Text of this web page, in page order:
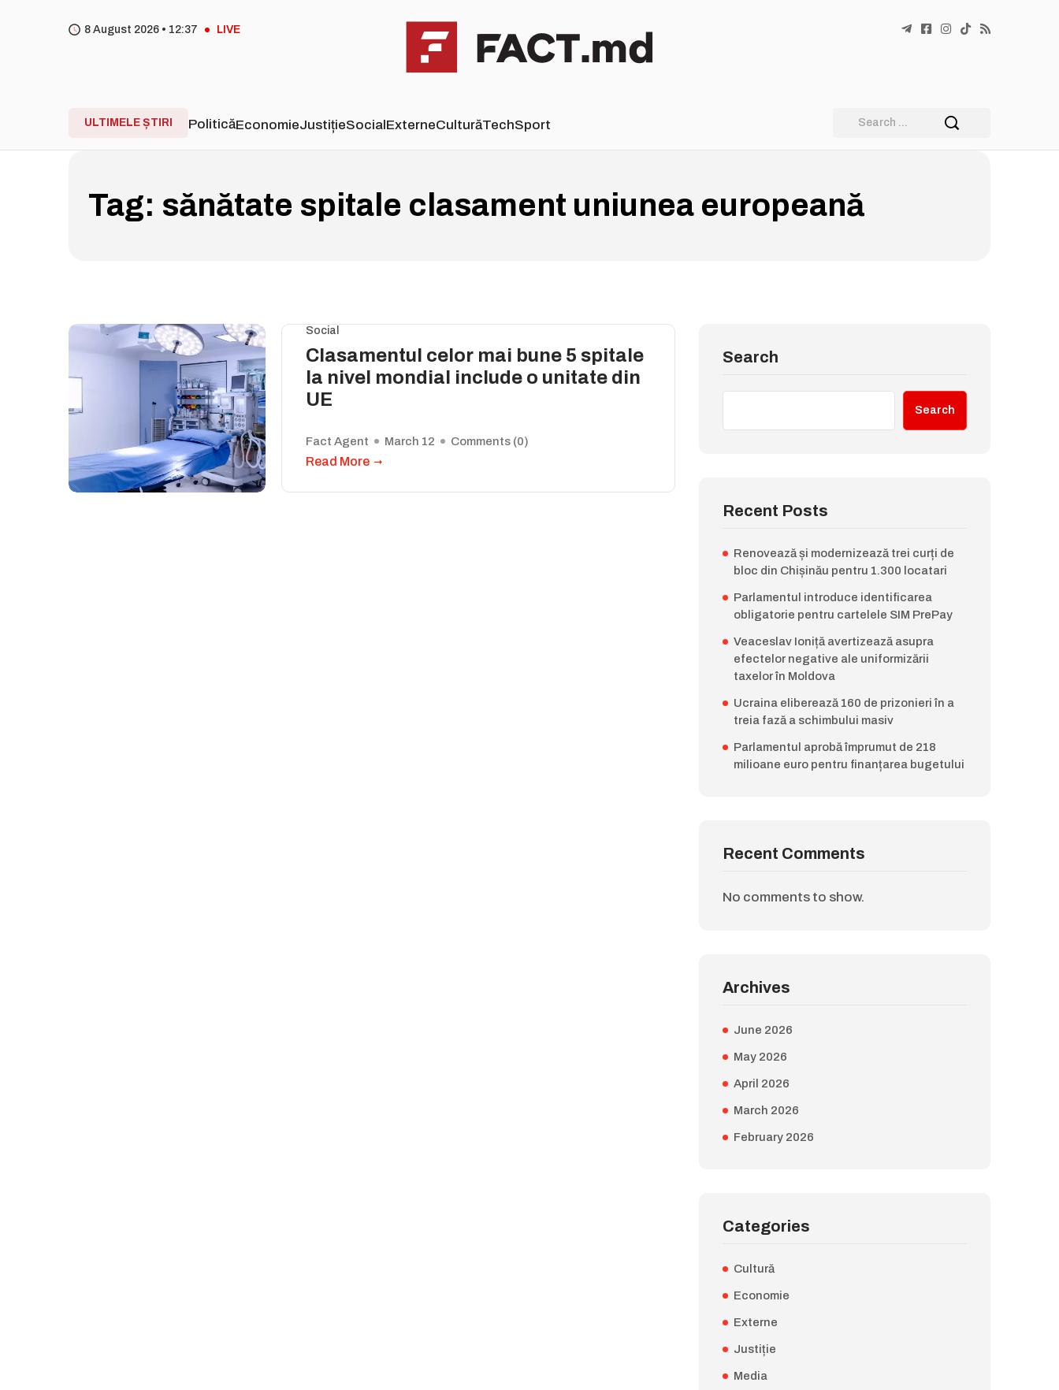
8 August 2026 • 12:37 LIVE
ULTIMELE ȘTIRI PoliticăEconomieJustițieSocialExterneCulturăTechSport
Tag: sănătate spitale clasament uniunea europeană
Social
Clasamentul celor mai bune 5 spitale
la nivel mondial include o unitate din
UE
Fact Agent March 12 Comments (0)
Read More
Search
Search
Recent Posts
Renovează și modernizează trei curți de
bloc din Chișinău pentru 1.300 locatari
Parlamentul introduce identificarea
obligatorie pentru cartelele SIM PrePay
Veaceslav Ioniță avertizează asupra
efectelor negative ale uniformizării
taxelor în Moldova
Ucraina eliberează 160 de prizonieri în a
treia fază a schimbului masiv
Parlamentul aprobă împrumut de 218
milioane euro pentru finanțarea bugetului
Recent Comments
No comments to show.
Archives
June 2026
May 2026
April 2026
March 2026
February 2026
Categories
Cultură
Economie
Externe
Justiție
Media